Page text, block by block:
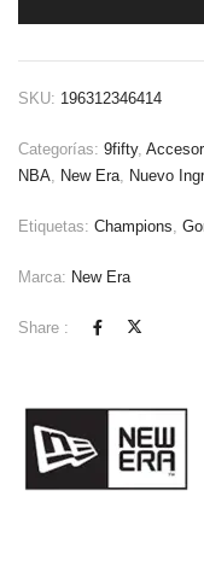
SKU: 196312346414
Categorías: 9fifty,
NBA, New Era, Nuevo
Etiquetas: Champions,
Marca: New Era
Share :